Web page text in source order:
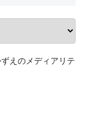
えのメディアリテ